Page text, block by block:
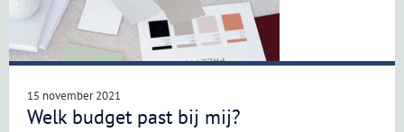
15 november 2021
Welk budget past bij mij?